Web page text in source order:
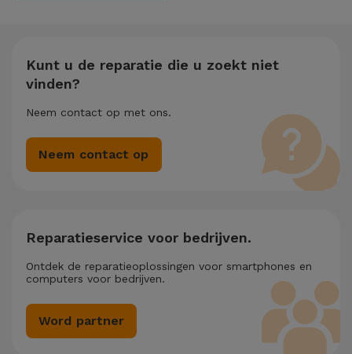
Kunt u de reparatie die u zoekt niet
vinden?
Neem contact op met ons.
Neem contact op
Reparatieservice voor bedrijven.
Ontdek de reparatieoplossingen voor smartphones en
computers voor bedrijven.
Word partner